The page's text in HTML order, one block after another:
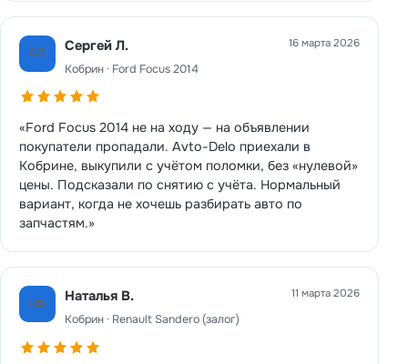
СЛ Сергей Л.
Кобрин · Ford Focus 2014
16 марта 2026
«Ford Focus 2014 не на ходу — на объявлении
покупатели пропадали. Avto-Delo приехали в
Кобрине, выкупили с учётом поломки, без «нулевой»
цены. Подсказали по снятию с учёта. Нормальный
вариант, когда не хочешь разбирать авто по
запчастям.»
НВ Наталья В.
Кобрин · Renault Sandero (залог)
11 марта 2026